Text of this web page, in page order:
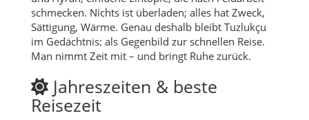
schmecken. Nichts ist überladen; alles hat Zweck,
Sättigung, Wärme. Genau deshalb bleibt Tuzlukçu
im Gedächtnis: als Gegenbild zur schnellen Reise.
Man nimmt Zeit mit – und bringt Ruhe zurück.
Jahreszeiten & beste
Reisezeit